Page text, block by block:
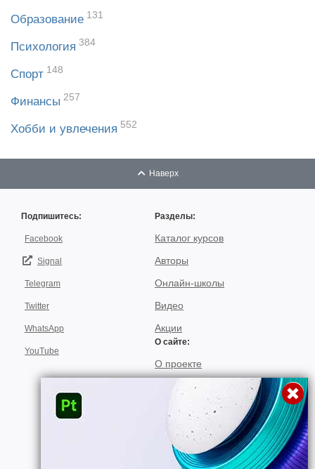
Образование 131
Психология 384
Спорт 148
Финансы 257
Хобби и увлечения 552
Наверх
Подпишитесь:
Facebook
Signal
Telegram
Twitter
WhatsApp
YouTube
Разделы:
Каталог курсов
Авторы
Онлайн-школы
Видео
Акции
О сайте:
О проекте
Для авторов
Договор пользования
Использование материалов
Подписка